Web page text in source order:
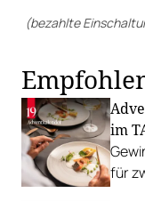
(bezahlte
im
für